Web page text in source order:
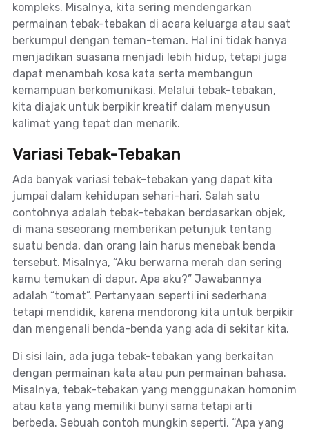
kompleks. Misalnya, kita sering mendengarkan
permainan tebak-tebakan di acara keluarga atau saat
berkumpul dengan teman-teman. Hal ini tidak hanya
menjadikan suasana menjadi lebih hidup, tetapi juga
dapat menambah kosa kata serta membangun
kemampuan berkomunikasi. Melalui tebak-tebakan,
kita diajak untuk berpikir kreatif dalam menyusun
kalimat yang tepat dan menarik.
Variasi Tebak-Tebakan
Ada banyak variasi tebak-tebakan yang dapat kita
jumpai dalam kehidupan sehari-hari. Salah satu
contohnya adalah tebak-tebakan berdasarkan objek,
di mana seseorang memberikan petunjuk tentang
suatu benda, dan orang lain harus menebak benda
tersebut. Misalnya, “Aku berwarna merah dan sering
kamu temukan di dapur. Apa aku?” Jawabannya
adalah “tomat”. Pertanyaan seperti ini sederhana
tetapi mendidik, karena mendorong kita untuk berpikir
dan mengenali benda-benda yang ada di sekitar kita.
Di sisi lain, ada juga tebak-tebakan yang berkaitan
dengan permainan kata atau pun permainan bahasa.
Misalnya, tebak-tebakan yang menggunakan homonim
atau kata yang memiliki bunyi sama tetapi arti
berbeda. Sebuah contoh mungkin seperti, “Apa yang